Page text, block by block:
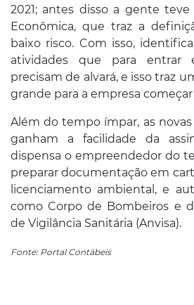
2021; antes disso a gente
Econômica, que traz a
baixo risco. Com isso,
atividades que para entrar
precisam de alvará, e isso traz
grande para a empresa
Além do tempo ímpar, as
ganham a facilidade da
dispensa o empreendedor do
preparar documentação em
licenciamento ambiental, e
como Corpo de Bombeiros e
de Vigilância Sanitária (Anvisa).
Fonte: Portal Contábeis